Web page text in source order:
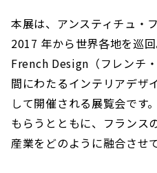
本展は、アンスティチュ・
2017 年から世界各地を巡
French Design（フレンチ
間にわたるインテリアデザ
して開催される展覧会です
もらうとともに、フランス
産業をどのように融合させ